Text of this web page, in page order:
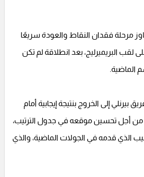
مرحلة فقدان النقاط والعودة سريعًا
لقب البريميرليج، بعد انطلاقة لم تكن
الماضية.
بيرنلي إلى الخروج بنتيجة إيجابية أمام
من أجل تحسين موقعه في جدول الترتيب،
الذي قدمه في الجولات الماضية، والذي